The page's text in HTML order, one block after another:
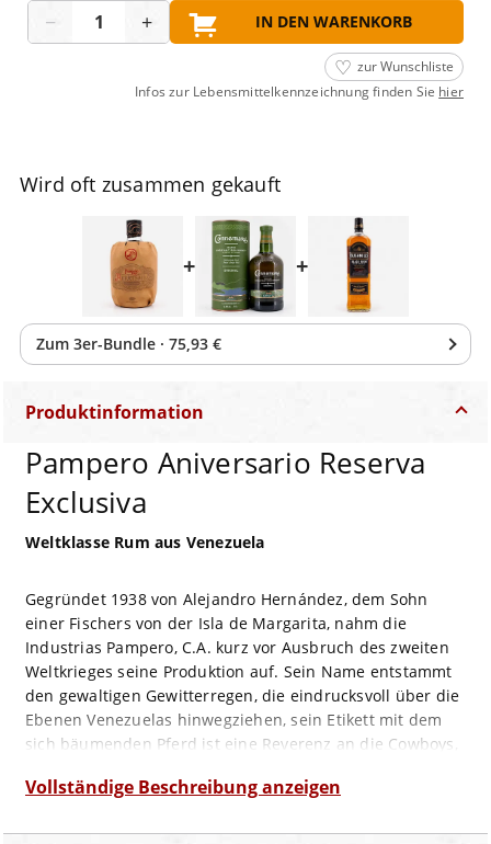
− + IN DEN WARENKORB
zur Wunschliste
Infos zur Lebensmittelkennzeichnung finden Sie hier
Wird oft zusammen gekauft
+ +
Zum 3er-Bundle · 75,93 €
Produktinformation
Pampero Aniversario Reserva
Exclusiva
Weltklasse Rum aus Venezuela
Gegründet 1938 von Alejandro Hernández, dem Sohn
einer Fischers von der Isla de Margarita, nahm die
Industrias Pampero, C.A. kurz vor Ausbruch des zweiten
Weltkrieges seine Produktion auf. Sein Name entstammt
den gewaltigen Gewitterregen, die eindrucksvoll über die
Ebenen Venezuelas hinwegziehen, sein Etikett mit dem
sich bäumenden Pferd ist eine Reverenz an die Cowboys,
Spitznamen „Caballito Frenao“, unter dem er auch über
Vollständige Beschreibung anzeigen